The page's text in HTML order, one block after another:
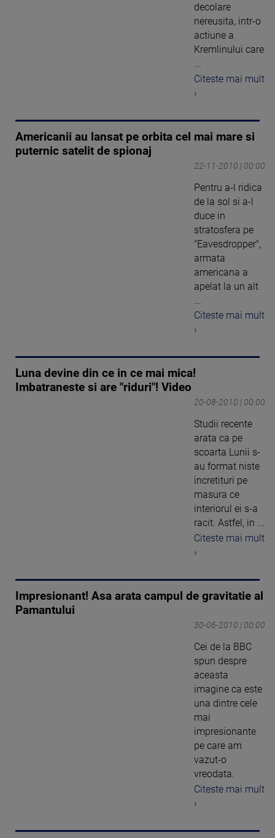
decolare
nereusita, intr-o
actiune a
Kremlinului care
...
Citeste mai mult
›
Americanii au lansat pe orbita cel mai mare si
puternic satelit de spionaj
22-11-2010 | 00:00
Pentru a-l ridica
de la sol si a-l
duce in
stratosfera pe
"Eavesdropper",
armata
americana a
apelat la un alt
...
Citeste mai mult
›
Luna devine din ce in ce mai mica!
Imbatraneste si are "riduri"! Video
20-08-2010 | 00:00
Studii recente
arata ca pe
scoarta Lunii s-
au format niste
incretituri pe
masura ce
interiorul ei s-a
racit. Astfel, in ...
Citeste mai mult
›
Impresionant! Asa arata campul de gravitatie al
Pamantului
30-06-2010 | 00:00
Cei de la BBC
spun despre
aceasta
imagine ca este
una dintre cele
mai
impresionante
pe care am
vazut-o
vreodata.
Citeste mai mult
›